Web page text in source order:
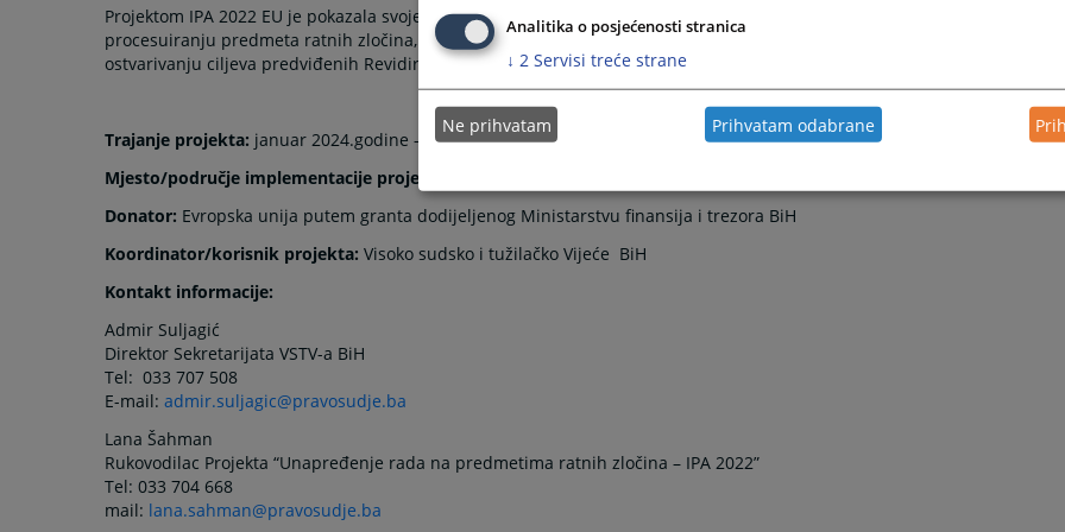
Projektom IPA 2022 EU je pokazala svoje opredjeljenje za dalje pružanje podrške pravosuđu BiH u efikasnijem
procesuiranju predmeta ratnih zločina, očekujući nastavak pozitivnih rezultata ostvarenih tokom prethodnih faza i
ostvarivanju ciljeva predviđenih Revidiranom državnom strategijom za rad na predmetima ratnih zločina u BiH.
Trajanje projekta: januar 2024.godine – juni 2026.godine
Mjesto/područje implementacije projektnih aktivnosti:
Donator: Evropska unija putem granta dodijeljenog Ministarstvu finansija i trezora BiH
Koordinator/korisnik projekta: Visoko sudsko i tužilačko Vijeće BiH
Kontakt informacije:
Admir Suljagić
Direktor Sekretarijata VSTV-a BiH
Tel: 033 707 508
E-mail: admir.suljagic@pravosudje.ba
Lana Šahman
Rukovodilac Projekta “Unapređenje rada na predmetima ratnih zločina – IPA 2022”
Tel: 033 704 668
mail: lana.sahman@pravosudje.ba
Analitika o posjećenosti stranica
↓ 2 Servisi treće strane
Ne prihvatam Prihvatam odabrane